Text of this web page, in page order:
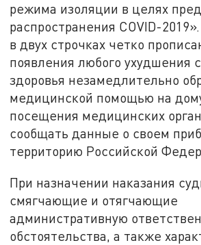
режима изоляции в целях
распространения COVID-
в двух строчках четко
появления любого ухудшения
здоровья незамедлительно
медицинской помощью на
посещения медицинских
сообщать данные о своем
территорию Российской
При назначении наказания
смягчающие и отягчающие
административную
обстоятельства, а также